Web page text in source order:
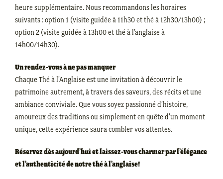
heure supplémentaire. Nous recommandons les horaires
suivants : option 1 (visite guidée à 11h30 et thé à 12h30/13h00) ;
option 2 (visite guidée à 13h00 et thé à l’anglaise à
14h00/14h30).
Un rendez-vous à ne pas manquer
Chaque Thé à l’Anglaise est une invitation à découvrir le
patrimoine autrement, à travers des saveurs, des récits et une
ambiance conviviale. Que vous soyez passionné d’histoire,
amoureux des traditions ou simplement en quête d’un moment
unique, cette expérience saura combler vos attentes.
Réservez dès aujourd’hui et laissez-vous charmer par l’élégance
et l’authenticité de notre thé à l’anglaise!